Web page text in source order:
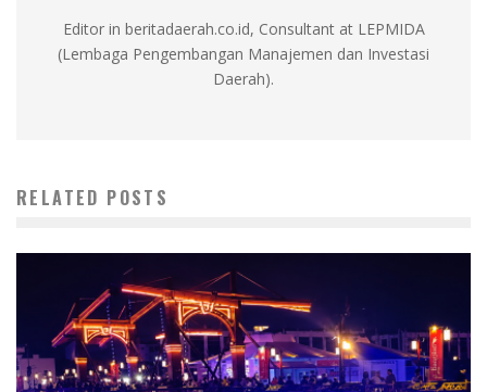
Editor in beritadaerah.co.id, Consultant at LEPMIDA
(Lembaga Pengembangan Manajemen dan Investasi
Daerah).
RELATED POSTS